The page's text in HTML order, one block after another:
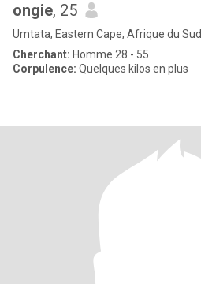
ongie, 25
Umtata, Eastern Cape, Afrique du Sud
Cherchant: Homme 28 - 55
Corpulence: Quelques kilos en plus